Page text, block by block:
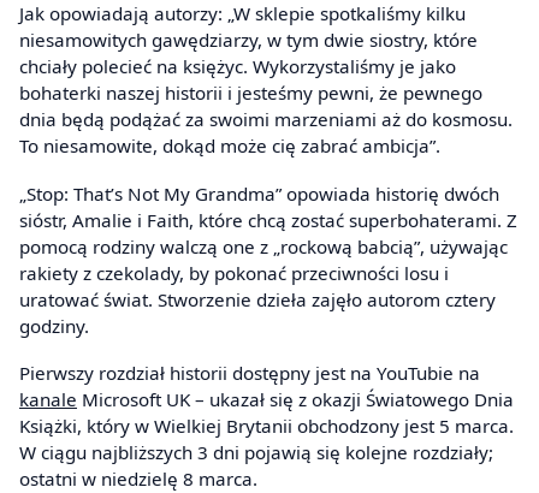
Jak opowiadają autorzy: „W sklepie spotkaliśmy kilku
niesamowitych gawędziarzy, w tym dwie siostry, które
chciały polecieć na księżyc. Wykorzystaliśmy je jako
bohaterki naszej historii i jesteśmy pewni, że pewnego
dnia będą podążać za swoimi marzeniami aż do kosmosu.
To niesamowite, dokąd może cię zabrać ambicja”.
„Stop: That’s Not My Grandma” opowiada historię dwóch
sióstr, Amalie i Faith, które chcą zostać superbohaterami. Z
pomocą rodziny walczą one z „rockową babcią”, używając
rakiety z czekolady, by pokonać przeciwności losu i
uratować świat. Stworzenie dzieła zajęło autorom cztery
godziny.
Pierwszy rozdział historii dostępny jest na YouTubie na
kanale Microsoft UK – ukazał się z okazji Światowego Dnia
Książki, który w Wielkiej Brytanii obchodzony jest 5 marca.
W ciągu najbliższych 3 dni pojawią się kolejne rozdziały;
ostatni w niedzielę 8 marca.